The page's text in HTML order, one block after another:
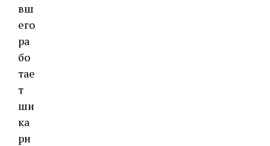
вш
его
ра
бо
тае
т
ши
ка
рн